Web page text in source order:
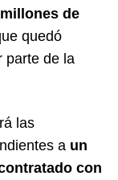
de
quedó
parte de la
las
a un
con